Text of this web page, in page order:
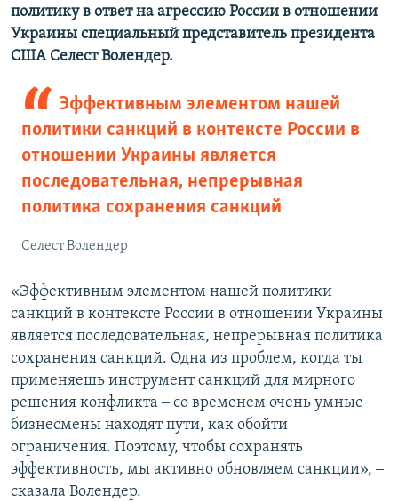
политику в ответ на агрессию России в отношении
Украины специальный представитель президента
США Селест Волендер.
Эффективным элементом нашей
политики санкций в контексте России в
отношении Украины является
последовательная, непрерывная
политика сохранения санкций
Селест Волендер
«Эффективным элементом нашей политики
санкций в контексте России в отношении Украины
является последовательная, непрерывная политика
сохранения санкций. Одна из проблем, когда ты
применяешь инструмент санкций для мирного
решения конфликта ‒ со временем очень умные
бизнесмены находят пути, как обойти
ограничения. Поэтому, чтобы сохранять
эффективность, мы активно обновляем санкции», ‒
сказала Волендер.